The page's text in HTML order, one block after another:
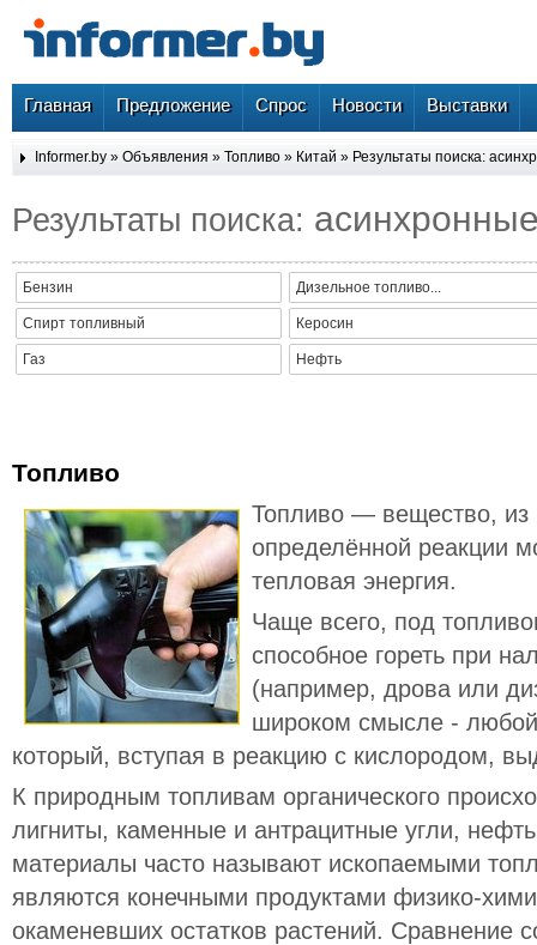
Главная Предложение Спрос Новости Выставки
Informer.by » Объявления » Топливо » Китай » Результаты поиска:
Результаты поиска:
Бензин Дизельное топливо...
Спирт топливный Керосин
Газ Нефть
Топливо
Топливо — вещество, из
определённой реакции
тепловая энергия.
Чаще всего, под
способное гореть при
(например, дрова или
широком смысле -
который, вступая в реакцию с кислородом,
К природным топливам органического
лигниты, каменные и антрацитные угли,
материалы часто называют ископаемыми
являются конечными продуктами физико-
окаменевших остатков растений. Сравнение